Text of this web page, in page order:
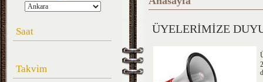
Saat
Takvim
ÜYELERİMİZE